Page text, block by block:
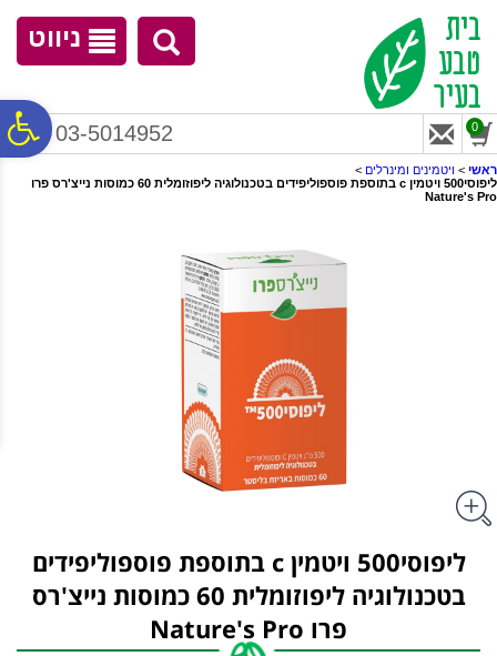
נגישות
ניווט
03-5014952 0
ראשי > ויטמינים ומינרלים >
ליפוסי500 ויטמין c בתוספת פוספוליפידים בטכנולוגיה ליפוזומלית 60 כמוסות נייצ'רס פרו
Nature's Pro
ליפוסי500 ויטמין c בתוספת פוספוליפידים
בטכנולוגיה ליפוזומלית 60 כמוסות נייצ'רס
פרו Nature's Pro